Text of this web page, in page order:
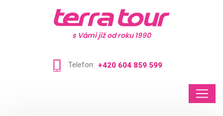
s Vámi již od roku 1990
Telefon: +420 604 859 599